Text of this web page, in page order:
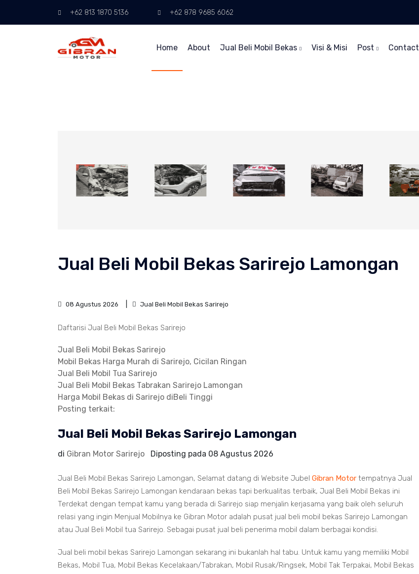
+62 813 1870 5136 +62 878 9685 6062
Home About Jual Beli Mobil Bekas Visi & Misi Post Contact
Jual Beli Mobil Bekas Sarirejo Lamongan
08 Agustus 2026 Jual Beli Mobil Bekas Sarirejo
Daftarisi Jual Beli Mobil Bekas Sarirejo
Jual Beli Mobil Bekas Sarirejo
Mobil Bekas Harga Murah di Sarirejo, Cicilan Ringan
Jual Beli Mobil Tua Sarirejo
Jual Beli Mobil Bekas Tabrakan Sarirejo Lamongan
Harga Mobil Bekas di Sarirejo diBeli Tinggi
Posting terkait:
Jual Beli Mobil Bekas Sarirejo Lamongan
di Gibran Motor Sarirejo Diposting pada 08 Agustus 2026
Jual Beli Mobil Bekas Sarirejo Lamongan, Selamat datang di Website Jubel Gibran Motor tempatnya Jual
Beli Mobil Bekas Sarirejo Lamongan kendaraan bekas tapi berkualitas terbaik, Jual Beli Mobil Bekas ini
Terdekat dengan tempat kamu yang berada di Sarirejo siap menjalin kerjasama yang baik oleh seluruh
relasi yang ingin Menjual Mobilnya ke Gibran Motor adalah pusat jual beli mobil bekas Sarirejo Lamongan
atau Jual Beli Mobil tua Sarirejo. Sebagai pusat jual beli penerima mobil dalam berbagai kondisi.
Jual beli mobil bekas Sarirejo Lamongan sekarang ini bukanlah hal tabu. Untuk kamu yang memiliki Mobil
Bekas, Mobil Tua, Mobil Bekas Kecelakaan/Tabrakan, Mobil Rusak/Ringsek, Mobil Tak Terpakai, Mobil Bekas